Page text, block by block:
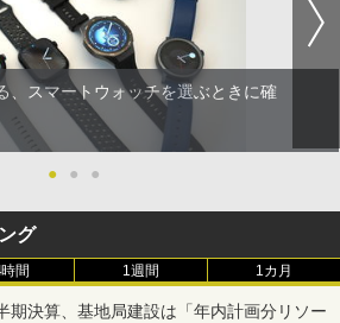
、スマートウォッチを選ぶときに確
● ● ●
グ
間 1週間 1カ月
期決算、基地局建設は「年内計画分リソー